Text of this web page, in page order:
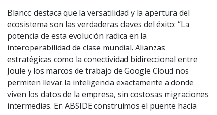
Blanco destaca que la versatilidad y la apertura del
ecosistema son las verdaderas claves del éxito: “La
potencia de esta evolución radica en la
interoperabilidad de clase mundial. Alianzas
estratégicas como la conectividad bidireccional entre
Joule y los marcos de trabajo de Google Cloud nos
permiten llevar la inteligencia exactamente a donde
viven los datos de la empresa, sin costosas migraciones
intermedias. En ABSIDE construimos el puente hacia